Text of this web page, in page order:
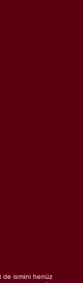
de ismini henüz